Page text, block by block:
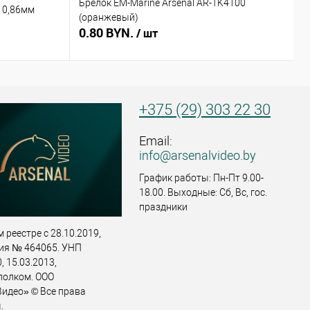
0,86мм
Брелок EM-Marine Arsenal AR-TK4100
(оранжевый)
0.80 BYN. / шт
реестре с 28.10.2019,
№ 464065. УНП
15.03.2013,
ООО
© Все права
+375 (29) 303 22 30
Email:
info@arsenalvideo.by
График работы: Пн-Пт 9.00-
18.00. Выходные: Сб, Вс, гос.
праздники